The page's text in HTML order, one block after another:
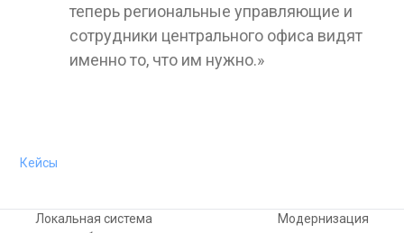
теперь региональные управляющие и
сотрудники центрального офиса видят
именно то, что им нужно.»
Кейсы
Локальная система
Модернизация